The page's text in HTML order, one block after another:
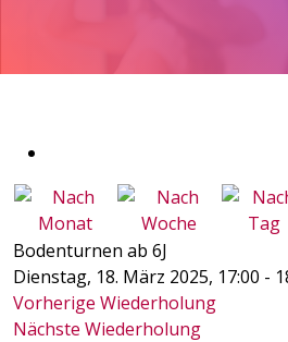
Bodenturnen ab 6J
Dienstag, 18. März 2025, 17:00 -
Vorherige Wiederholung
Nächste Wiederholung